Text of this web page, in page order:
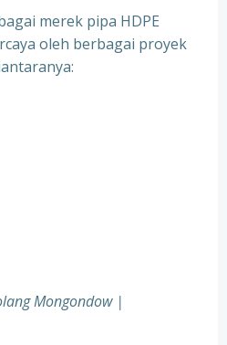
merek pipa HDPE
oleh berbagai proyek
Mongondow |